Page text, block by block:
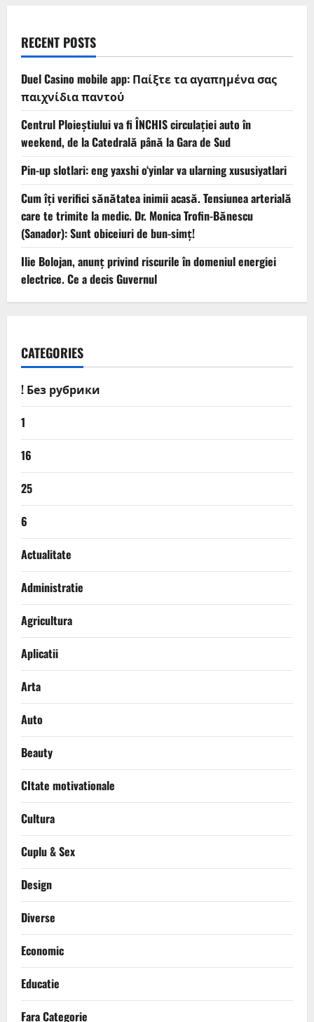
RECENT POSTS
Duel Casino mobile app: Παίξτε τα αγαπημένα σας
παιχνίδια παντού
Centrul Ploieștiului va fi ÎNCHIS circulației auto în
weekend, de la Catedrală până la Gara de Sud
Pin-up slotlari: eng yaxshi o‘yinlar va ularning xususiyatlari
Cum îți verifici sănătatea inimii acasă. Tensiunea arterială
care te trimite la medic. Dr. Monica Trofin-Bănescu
(Sanador): Sunt obiceiuri de bun-simț!
Ilie Bolojan, anunț privind riscurile în domeniul energiei
electrice. Ce a decis Guvernul
CATEGORIES
! Без рубрики
1
16
25
6
Actualitate
Administratie
Agricultura
Aplicatii
Arta
Auto
Beauty
CItate motivationale
Cultura
Cuplu & Sex
Design
Diverse
Economic
Educatie
Fara Categorie